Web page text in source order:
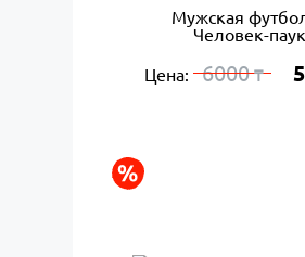
Мужская
Человек-паук
Цена: 6000₸